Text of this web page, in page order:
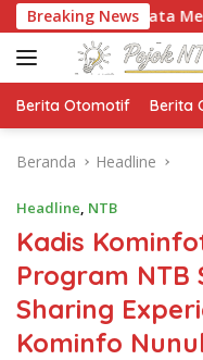
Langsung
ke
konten
Breaking News
Kata Mereka Smart
Berita Otomotif Berita
Beranda Headline
Headline, NTB
Kadis
Program NTB
Sharing
Kominfo